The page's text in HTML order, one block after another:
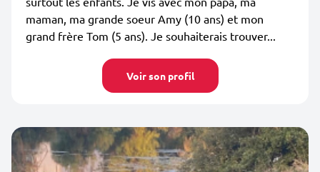
maman, ma grande soeur Amy (10 ans) et mon
grand frère Tom (5 ans). Je souhaiterais trouver...
Voir son profil